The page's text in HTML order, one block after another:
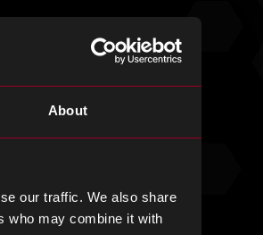
About
our traffic. We also share
who may combine it with